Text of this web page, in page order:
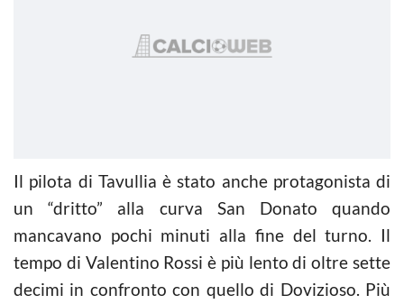
Il pilota di Tavullia è stato anche protagonista di
un “dritto” alla curva San Donato quando
mancavano pochi minuti alla fine del turno. Il
tempo di Valentino Rossi è più lento di oltre sette
decimi in confronto con quello di Dovizioso. Più